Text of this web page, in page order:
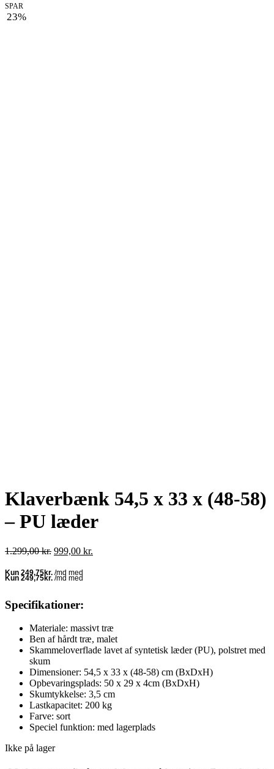
SPAR
23%
Klaverbænk 54,5 x 33 x (48-58)
– PU læder
1.299,00kr. Den
pris
var:
999,00 kr.
Specifikationer:
Materiale: massivt træ
Ben af ​​hårdt træ, malet
Skammeloverflade lavet af syntetisk læder (PU), polstret med
skum
Dimensioner: 54,5 x 33 x (48-58) cm (BxDxH)
Opbevaringsplads: 50 x 29 x 4cm (BxDxH)
Skumtykkelse: 3,5 cm
Lastkapacitet: 200 kg
Farve: sort
Speciel funktion: med lagerplads
Ikke på lager